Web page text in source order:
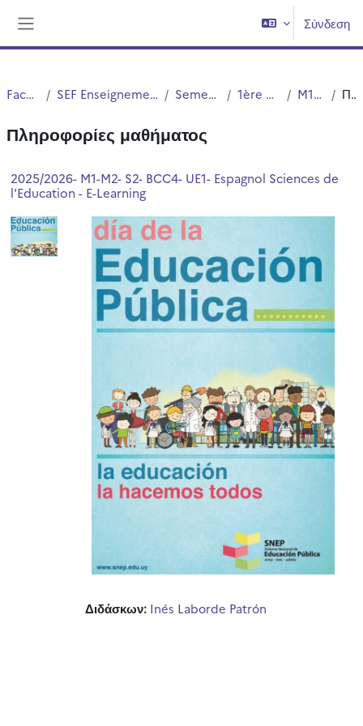
Σύνδεση
Faculté PsySEF SEF Enseignement à Distance - EAD - E-Learning Semestres pairs (2,4,6) 1ère année de Master M1/M2 Langues Περίληψη
Πληροφορίες μαθήματος
2025/2026- M1-M2- S2- BCC4- UE1- Espagnol Sciences de
l'Education - E-Learning
Διδάσκων: Inés Laborde Patrón